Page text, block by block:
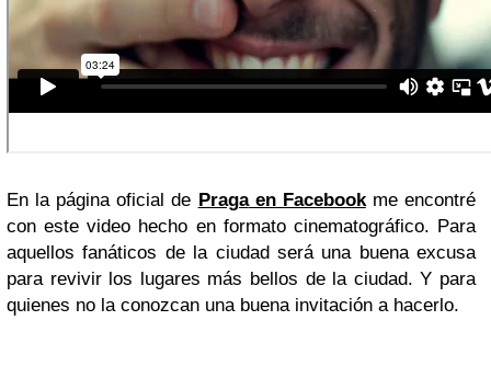
En la página oficial de Pragaen Facebookme encontré
con este video hecho en formato cinematográfico. Para
aquellos fanáticos de la ciudad será una buena excusa
para revivir los lugares más bellos de la ciudad. Y para
quienes no la conozcan una buena invitación a hacerlo.